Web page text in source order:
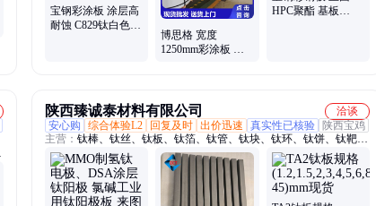
宝钢彩涂板 涂层高
耐蚀 C829钛白色
博思格 宽度
1250mm彩涂板 特
HPC聚酯 基板
陕西臻诚泰材料有限公司
洽谈
安心购
综合体验L2 回复及时 出价迅速 真实性已核验 陕西宝鸡
主营： 钛棒、钛丝、钛板、钛箔、钛管、钛块、钛环、钛饼、钛靶、
钛法兰、钛异形件、钛加工件、3D打印钛棒、叶轮钛锻件、钛紧固
件、钛合金、钛锻件、钛卷、纯钛加工、钛标准件、钛球、钛弹簧、
钛带